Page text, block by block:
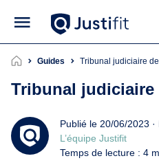
Guides Tribunal judiciaire
Tribunal judiciaire
Publié le 20/06/2023
L’équipe Justifit
Temps de lecture : 4